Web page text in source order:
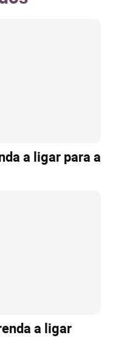
a ligar para a
a ligar